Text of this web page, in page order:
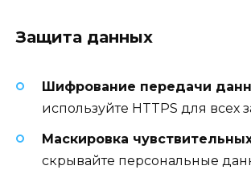
Защита данных
Шифрование передачи
используйте HTTPS для всех
Маскировка
скрывайте персональные